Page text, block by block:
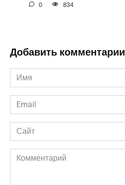
0 834
Добавить комментарии
Имя
*
Email
*
Сайт
Комментарий